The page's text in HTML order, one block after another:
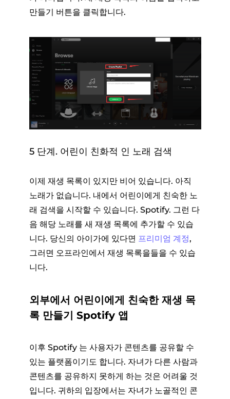
만들기 버튼을 클릭합니다.
5 단계. 어린이 친화적 인 노래 검색
이제 재생 목록이 있지만 비어 있습니다. 아직
노래가 없습니다. 내에서 어린이에게 친숙한 노
래 검색을 시작할 수 있습니다. Spotify. 그런 다
음 해당 노래를 새 재생 목록에 추가할 수 있습
니다. 당신의 아이가에 있다면 프리미엄 계정,
그러면 오프라인에서 재생 목록을들을 수 있습
니다.
외부에서 어린이에게 친숙한 재생 목
록 만들기 Spotify 앱
이후 Spotify 는 사용자가 콘텐츠를 공유할 수
있는 플랫폼이기도 합니다. 자녀가 다른 사람과
콘텐츠를 공유하지 못하게 하는 것은 어려울 것
입니다. 귀하의 입장에서는 자녀가 노골적인 콘